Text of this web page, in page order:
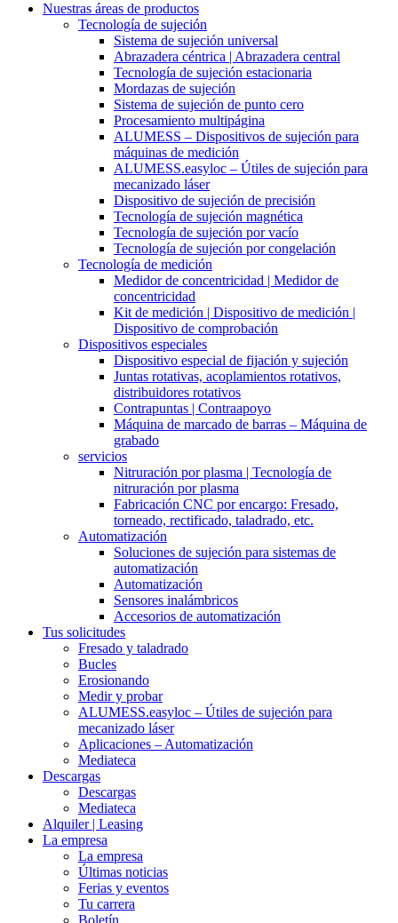
Nuestras áreas de productos
Tecnología de sujeción
Sistema de sujeción universal
Abrazadera céntrica | Abrazadera central
Tecnología de sujeción estacionaria
Mordazas de sujeción
Sistema de sujeción de punto cero
Procesamiento multipágina
ALUMESS – Dispositivos de sujeción para
máquinas de medición
ALUMESS.easyloc – Útiles de sujeción para
mecanizado láser
Dispositivo de sujeción de precisión
Tecnología de sujeción magnética
Tecnología de sujeción por vacío
Tecnología de sujeción por congelación
Tecnología de medición
Medidor de concentricidad | Medidor de
concentricidad
Kit de medición | Dispositivo de medición |
Dispositivo de comprobación
Dispositivos especiales
Dispositivo especial de fijación y sujeción
Juntas rotativas, acoplamientos rotativos,
distribuidores rotativos
Contrapuntas | Contraapoyo
Máquina de marcado de barras – Máquina de
grabado
servicios
Nitruración por plasma | Tecnología de
nitruración por plasma
Fabricación CNC por encargo: Fresado,
torneado, rectificado, taladrado, etc.
Automatización
Soluciones de sujeción para sistemas de
automatización
Automatización
Sensores inalámbricos
Accesorios de automatización
Tus solicitudes
Fresado y taladrado
Bucles
Erosionando
Medir y probar
ALUMESS.easyloc – Útiles de sujeción para
mecanizado láser
Aplicaciones – Automatización
Mediateca
Descargas
Descargas
Mediateca
Alquiler | Leasing
La empresa
La empresa
Últimas noticias
Ferias y eventos
Tu carrera
Boletín